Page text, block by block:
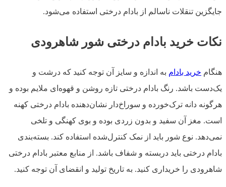
جایگزین تنقلات ناسالم از بادام درختی استفاده می‌شود.
نکات خرید بادام درختی شور شاهرودی
هنگام خرید بادام به اندازه و سایز آن توجه کنید که درشت و
یک‌دست باشد. رنگ بادام درختی تازه روشن و قهوه‌ای ملایم بوده و
هرگونه دانه ترک‌خورده و سوراخ‌دار نشان‌دهنده بادام درختی کهنه
است. مغز آن سفید و بدون زردی بوده و بوی کهنگی و تلخی
نمی‌دهد. نوع شور باید از نمک کنترل‌شده استفاده کند. بسته‌بندی
بادام درختی باید دربسته و شفاف باشد. از منابع معتبر بادام درختی
شاهرودی را خریداری کنید. به تاریخ تولید و انقضای آن توجه کنید.